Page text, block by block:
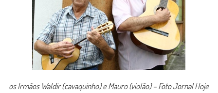
os Irmãos Waldir (cavaquinho) e Mauro (violão) – Foto Jornal Hoje